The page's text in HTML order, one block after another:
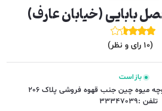
بابایی (خیابان عارف)
(
10 رای و نظر)
باز است
خیابان عارف بعد از کوچه میوه چین جنب قهوه فروشی پلاک 206
تلفن :33347039